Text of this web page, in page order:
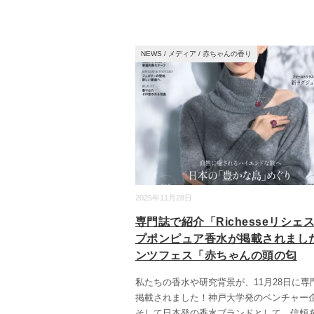
2025年11月28日
NEWS / メディア / 赤ちゃんの香り
専門誌で紹介「Richesseリシェ
プポンピュア香水が掲載されま
ンツフェス「赤ちゃんの頭の匂
私たちの香水や研究背景が、11月28日に専
掲載されました！神戸大学発のベンチャー